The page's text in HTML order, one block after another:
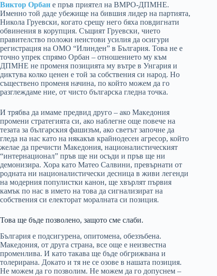
Виктор Орбан е пръв приятел на ВМРО-ДПМНЕ.
Именно той даде убежище на бившия лидер на партията,
Никола Груевски, когато срещу него бяха повдигнати
обвинения в корупция. Същият Груевски, чието
правителство положи неистови усилия да осигури
регистрация на ОМО “Илинден” в България. Това не е
точно упрек спрямо Орбан – отношението му към
ДПМНЕ не променя позицията му вътре в Унгария и
диктува колко ценен е той за собствения си народ. Но
съществено променя начина, по който можем да го
разглеждаме ние, от чисто българска гледна точка.
И трябва да имаме предвид друго – ако Македония
промени стратегията си, ако наблегне още повече на
тезата за българския фашизъм, ако светът започне да
гледа на нас като на някакъв крайнодесен агресор, който
желае да пречисти Македония, националистическият
“интернационал” пръв ще ни осъди и пръв ще ни
демонизира. Хора като Матео Салвини, превърнати от
родната ни националистически десница в живи легенди
на модерния популистки канон, ще хвърлят първия
камък по нас в името на това да сигнализират на
собствения си електорат моралната си позиция.
Това ще бъде позволено, защото сме слаби.
България е подсигурена, опитомена, обеззъбена.
Македония, от друга страна, все още е неизвестна
променлива. И като такава ще бъде обгрижвана и
толерирана. Докато и тя не се озове в нашата позиция.
Не можем да го позволим. Не можем да го допуснем –